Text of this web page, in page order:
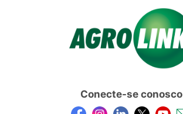
Conecte-se conosco